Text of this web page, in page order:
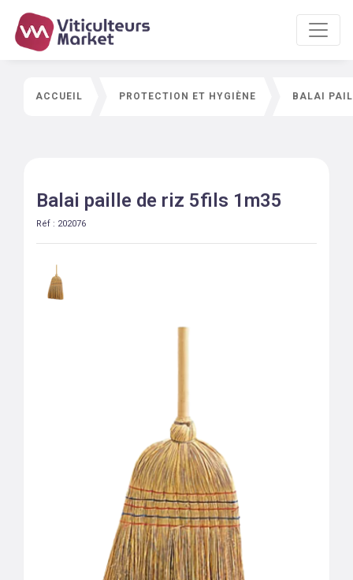
ACCUEIL PROTECTION ET HYGIÈNE BALAI
Balai paille de riz 5fils 1m35
Réf : 202076